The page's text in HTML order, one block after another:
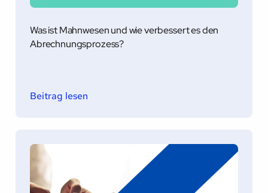
Was ist Mahnwesen und wie verbessert es den
Abrechnungsprozess?
Beitrag lesen